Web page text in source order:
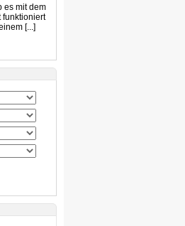
es mit dem
funktioniert
[...]